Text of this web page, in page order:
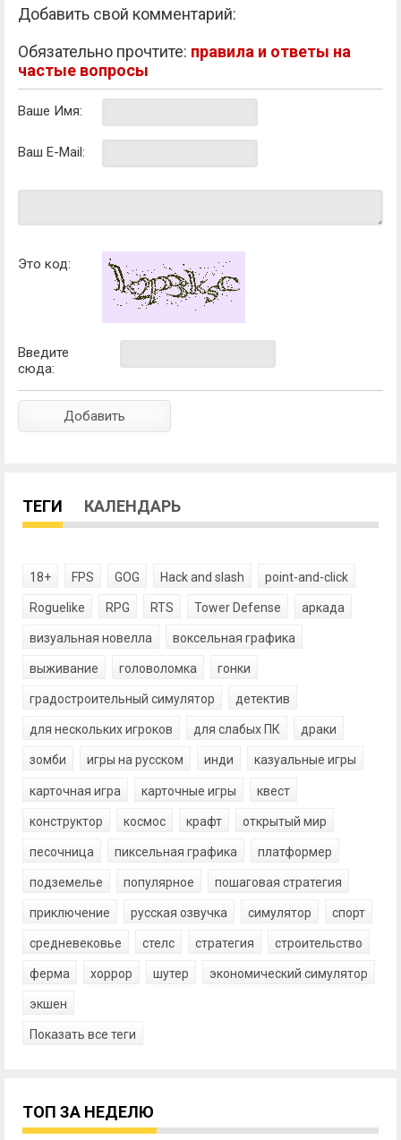
Добавить свой комментарий:
Обязательно прочтите: правила и ответы на
частые вопросы
Ваше Имя:
Ваш E-Mail:
Это код:
Введите
сюда:
ТЕГИ КАЛЕНДАРЬ
18+ FPS GOG Hack and slash point-and-click
Roguelike RPG RTS Tower Defense аркада
визуальная новелла воксельная графика
выживание головоломка гонки
градостроительный симулятор детектив
для нескольких игроков для слабых ПК драки
зомби игры на русском инди казуальные игры
карточная игра карточные игры квест
конструктор космос крафт открытый мир
песочница пиксельная графика платформер
подземелье популярное пошаговая стратегия
приключение русская озвучка симулятор спорт
средневековье стелс стратегия строительство
ферма хоррор шутер экономический симулятор
экшен
Показать все теги
ТОП ЗА НЕДЕЛЮ